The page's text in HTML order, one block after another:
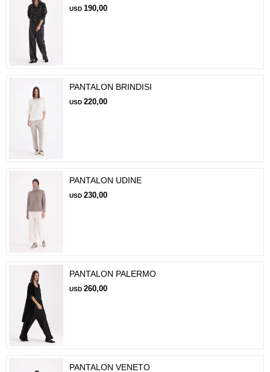
USD 190,00
PANTALON BRINDISI
USD 220,00
PANTALON UDINE
USD 230,00
PANTALON PALERMO
USD 260,00
PANTALON VENETO